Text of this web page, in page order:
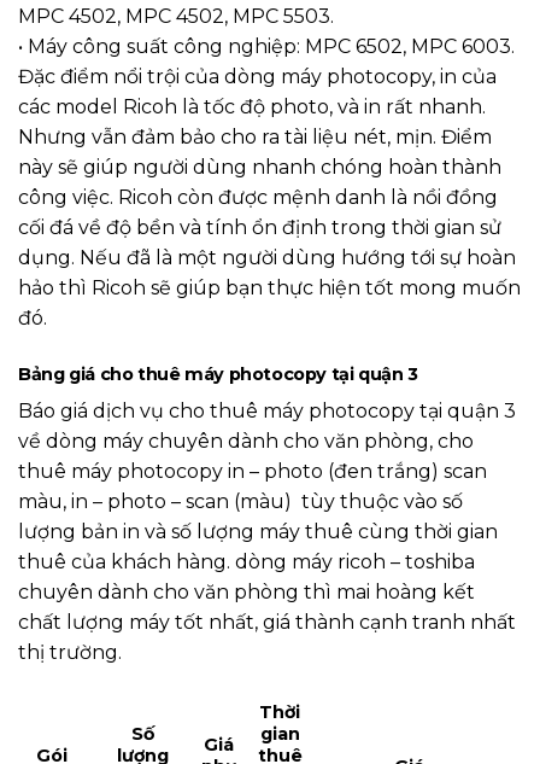
MPC 4502, MPC 4502, MPC 5503.
• Máy công suất công nghiệp: MPC 6502, MPC 6003.
Đặc điểm nổi trội của dòng máy photocopy, in của
các model Ricoh là tốc độ photo, và in rất nhanh.
Nhưng vẫn đảm bảo cho ra tài liệu nét, mịn. Điểm
này sẽ giúp người dùng nhanh chóng hoàn thành
công việc. Ricoh còn được mệnh danh là nồi đồng
cối đá về độ bền và tính ổn định trong thời gian sử
dụng. Nếu đã là một người dùng hướng tới sự hoàn
hảo thì Ricoh sẽ giúp bạn thực hiện tốt mong muốn
đó.
Bảng giá cho thuê máy photocopy tại quận 3
Báo giá dịch vụ cho thuê máy photocopy tại quận 3
về dòng máy chuyên dành cho văn phòng, cho
thuê máy photocopy in – photo (đen trắng) scan
màu, in – photo – scan (màu) tùy thuộc vào số
lượng bản in và số lượng máy thuê cùng thời gian
thuê của khách hàng. dòng máy ricoh – toshiba
chuyên dành cho văn phòng thì mai hoàng kết
chất lượng máy tốt nhất, giá thành cạnh tranh nhất
thị trường.
Gói
Số
lượng
Giá
Thời
gian
thuê